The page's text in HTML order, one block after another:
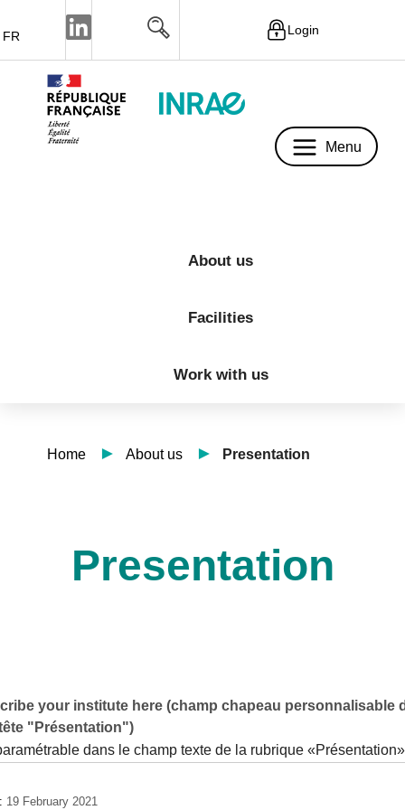
FR Login
Menu
About us
Facilities
Work with us
Home About us Presentation
Presentation
your institute here (champ chapeau personnalisable
"Présentation")
dans le champ texte de la rubrique
19 February 2021